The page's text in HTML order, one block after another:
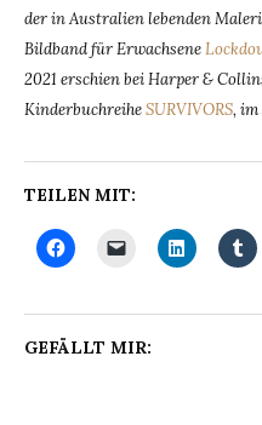
der in Australien lebenden
Bildband für Erwachsene
2021 erschien bei Harper &
KinderbuchreiheSURVIVORS, im
TEILEN MIT:
GEFÄLLT MIR: